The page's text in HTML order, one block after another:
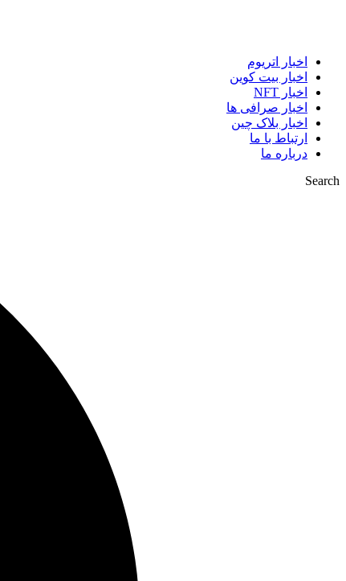
اخبار اتریوم
اخبار بیت کوین
اخبار NFT
اخبار صرافی ها
اخبار بلاک چین
ارتباط با ما
درباره ما
Search